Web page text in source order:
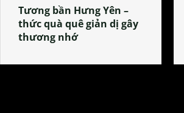
Tương bần Hưng Yên –
thức quà quê giản dị gây
thương nhớ